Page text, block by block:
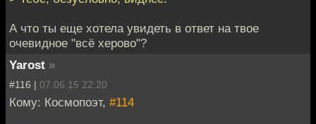
А что ты еще хотела увидеть в ответ на твое
очевидное "всё херово"?
Yarost »
#116 | 07.06.15 22:20
Кому: Космопоэт, #114